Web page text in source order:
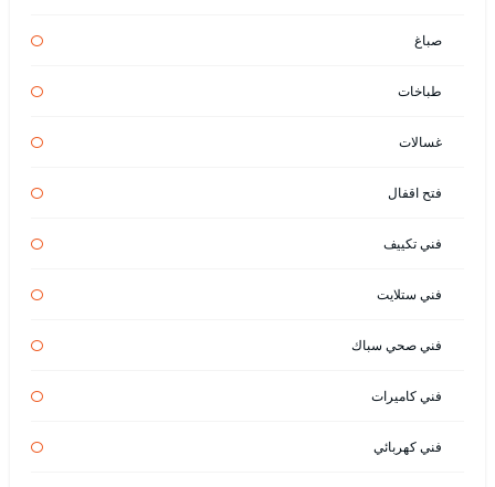
صباغ
طباخات
غسالات
فتح اقفال
فني تكييف
فني ستلايت
فني صحي سباك
فني كاميرات
فني كهربائي